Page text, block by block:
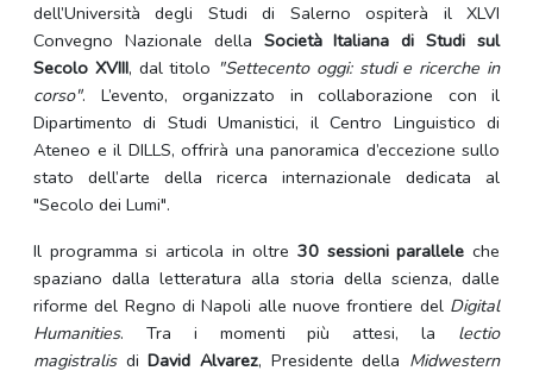
dell’Università degli Studi di Salerno ospiterà il XLVI
Convegno Nazionale della Società Italiana di Studi sul
Secolo XVIII, dal titolo "Settecento oggi: studi e ricerche in
corso". L’evento, organizzato in collaborazione con il
Dipartimento di Studi Umanistici, il Centro Linguistico di
Ateneo e il DILLS, offrirà una panoramica d’eccezione sullo
stato dell’arte della ricerca internazionale dedicata al
"Secolo dei Lumi".
Il programma si articola in oltre 30 sessioni parallele che
spaziano dalla letteratura alla storia della scienza, dalle
riforme del Regno di Napoli alle nuove frontiere del Digital
Humanities. Tra i momenti più attesi, la lectio
magistralisdiDavid Alvarez, Presidente della Midwestern